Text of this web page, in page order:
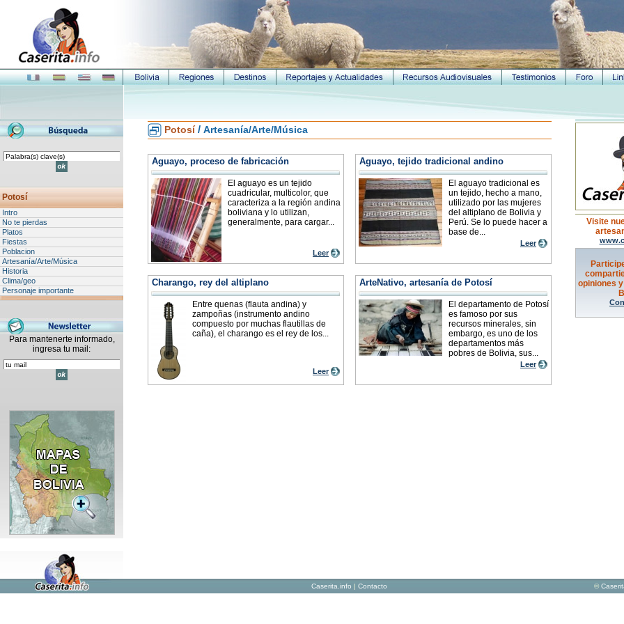
Potosí
Intro
No te pierdas
Platos
Fiestas
Poblacion
Artesanía/Arte/Música
Historia
Clima/geo
Personaje importante
Para mantenerte informado,
ingresa tu mail:
Potosí/ Artesanía/Arte/Música
Aguayo, proceso de fabricación
El aguayo es un tejido
cuadricular, multicolor, que
caracteriza a la región andina
boliviana y lo utilizan,
generalmente, para cargar...
Leer
Aguayo, tejido tradicional andino
El aguayo tradicional es
un tejido, hecho a mano,
utilizado por las mujeres
del altiplano de Bolivia y
Perú. Se lo puede hacer a
base de...
Leer
Charango, rey del altiplano
Entre quenas (flauta andina) y
zampoñas (instrumento andino
compuesto por muchas flautillas de
caña), el charango es el rey de los...
Leer
ArteNativo, artesanía de Potosí
El departamento de Potosí
es famoso por sus
recursos minerales, sin
embargo, es uno de los
departamentos más
pobres de Bolivia, sus...
Leer
Visite
opiniones
Caserita.info | Contacto ©